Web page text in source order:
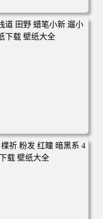
咪 萌宠 电脑桌面 高清壁
野 蜡笔小新 遛小白 麦田
全